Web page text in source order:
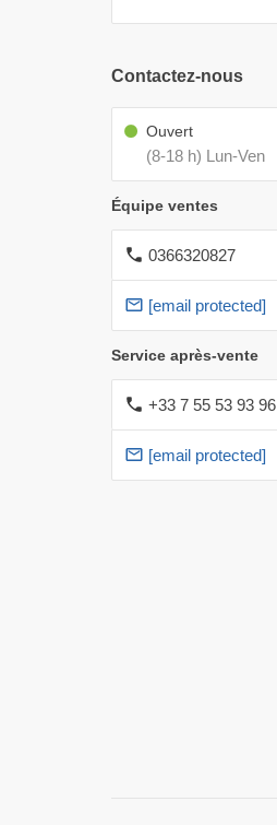
Contactez-nous
Ouvert
(8-18 h) Lun-Ven
Équipe ventes
0366320827
[email protected]
Service après-vente
+33 7 55 53 93 96
[email protected]